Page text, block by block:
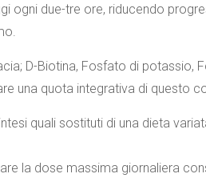
ogni due-tre ore, riducendo
D-Biotina, Fosfato di potassio,
una quota integrativa di questo
quali sostituti di una dieta
la dose massima giornaliera